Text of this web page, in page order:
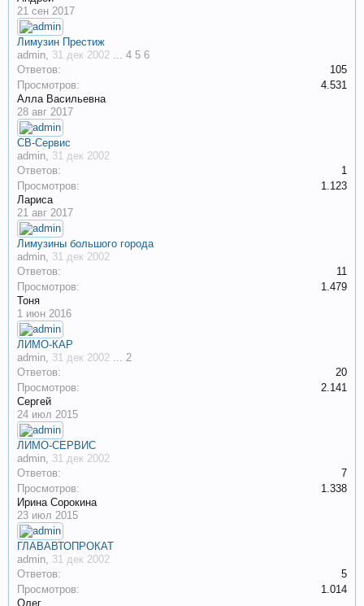
21 сен 2017
Лимузин Престиж
admin, 31 дек 2002 ... 4 5 6
Ответов:
105
Просмотров:
4.531
Алла Васильевна
28 авг 2017
СВ-Сервис
admin, 31 дек 2002
Ответов:
1
Просмотров:
1.123
Лариса
21 авг 2017
Лимузины большого города
admin, 31 дек 2002
Ответов:
11
Просмотров:
1.479
Тоня
1 июн 2016
ЛИМО-КАР
admin, 31 дек 2002 ... 2
Ответов:
20
Просмотров:
2.141
Сергей
24 июл 2015
ЛИМО-СЕРВИС
admin, 31 дек 2002
Ответов:
7
Просмотров:
1.338
Ирина Сорокина
23 июл 2015
ГЛАВАВТОПРОКАТ
admin, 31 дек 2002
Ответов:
5
Просмотров:
1.014
Олег